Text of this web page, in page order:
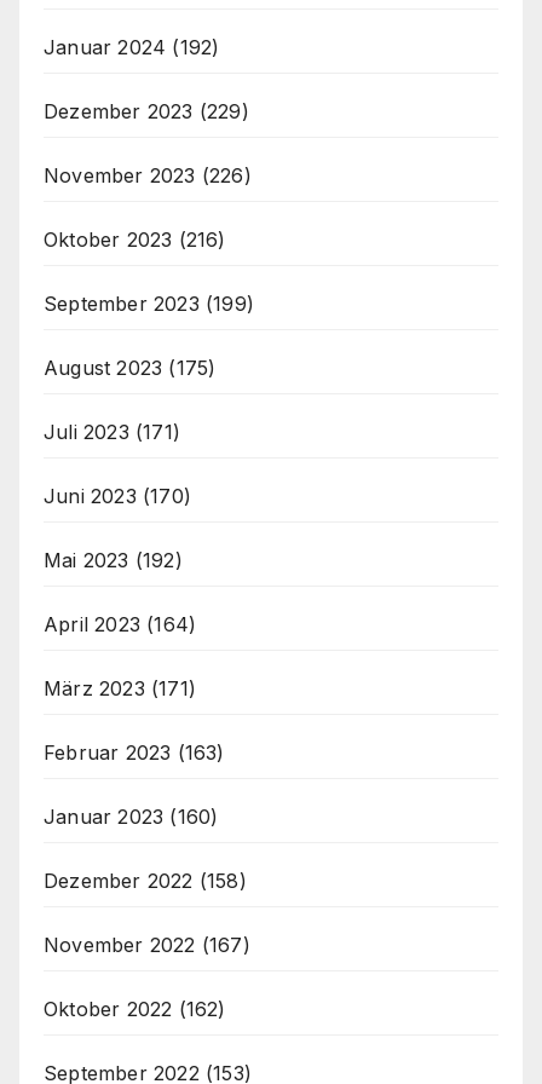
Januar 2024 (192)
Dezember 2023 (229)
November 2023 (226)
Oktober 2023 (216)
September 2023 (199)
August 2023 (175)
Juli 2023 (171)
Juni 2023 (170)
Mai 2023 (192)
April 2023 (164)
März 2023 (171)
Februar 2023 (163)
Januar 2023 (160)
Dezember 2022 (158)
November 2022 (167)
Oktober 2022 (162)
September 2022 (153)